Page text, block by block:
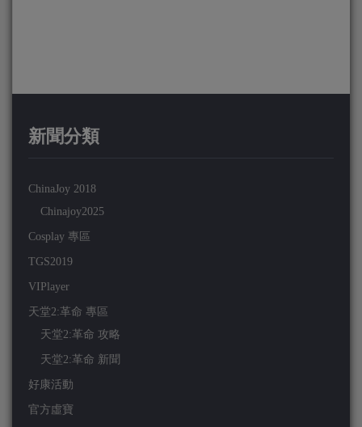
新聞分類
ChinaJoy 2018
Chinajoy2025
Cosplay 專區
TGS2019
VIPlayer
天堂2:革命 專區
天堂2:革命 攻略
天堂2:革命 新聞
好康活動
官方虛寶